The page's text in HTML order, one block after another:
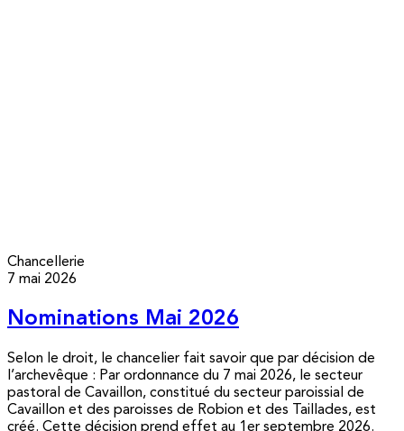
Chancellerie
7 mai 2026
Nominations Mai 2026
Selon le droit, le chancelier fait savoir que par décision de
l’archevêque : Par ordonnance du 7 mai 2026, le secteur
pastoral de Cavaillon, constitué du secteur paroissial de
Cavaillon et des paroisses de Robion et des Taillades, est
créé. Cette décision prend effet au 1er septembre 2026.